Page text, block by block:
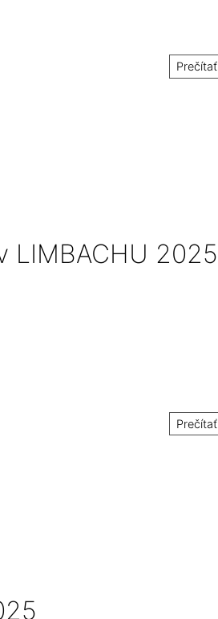
Prečítať
LIMBACHU 2025
Prečítať